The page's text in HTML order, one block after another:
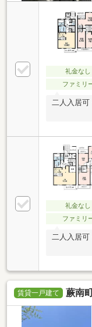
礼金なし
ファミリ
二人入居
礼金なし
ファミリ
二人入居
賃貸一戸建て 蕨南